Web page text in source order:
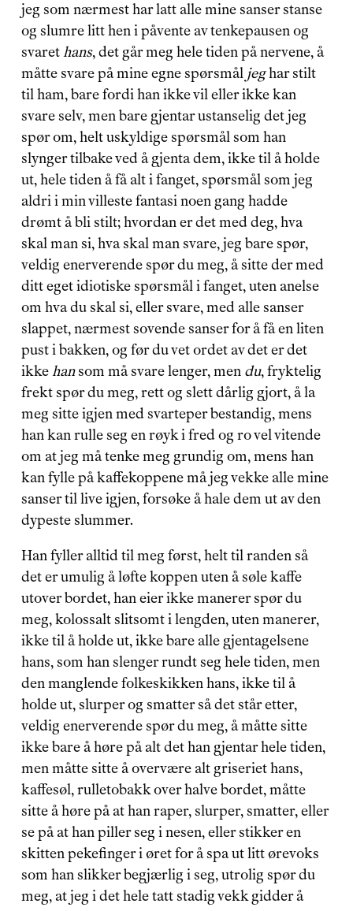
jeg som nærmest har latt alle mine sanser stanse
og slumre litt hen i påvente av tenkepausen og
svaret hans, det går meg hele tiden på nervene, å
måtte svare på mine egne spørsmål jeg har stilt
til ham, bare fordi han ikke vil eller ikke kan
svare selv, men bare gjentar ustanselig det jeg
spør om, helt uskyldige spørsmål som han
slynger tilbake ved å gjenta dem, ikke til å holde
ut, hele tiden å få alt i fanget, spørsmål som jeg
aldri i min villeste fantasi noen gang hadde
drømt å bli stilt; hvordan er det med deg, hva
skal man si, hva skal man svare, jeg bare spør,
veldig enerverende spør du meg, å sitte der med
ditt eget idiotiske spørsmål i fanget, uten anelse
om hva du skal si, eller svare, med alle sanser
slappet, nærmest sovende sanser for å få en liten
pust i bakken, og før du vet ordet av det er det
ikke han som må svare lenger, men du, fryktelig
frekt spør du meg, rett og slett dårlig gjort, å la
meg sitte igjen med svarteper bestandig, mens
han kan rulle seg en røyk i fred og ro vel vitende
om at jeg må tenke meg grundig om, mens han
kan fylle på kaffekoppene må jeg vekke alle mine
sanser til live igjen, forsøke å hale dem ut av den
dypeste slummer.
Han fyller alltid til meg først, helt til randen så
det er umulig å løfte koppen uten å søle kaffe
utover bordet, han eier ikke manerer spør du
meg, kolossalt slitsomt i lengden, uten manerer,
ikke til å holde ut, ikke bare alle gjentagelsene
hans, som han slenger rundt seg hele tiden, men
den manglende folkeskikken hans, ikke til å
holde ut, slurper og smatter så det står etter,
veldig enerverende spør du meg, å måtte sitte
ikke bare å høre på alt det han gjentar hele tiden,
men måtte sitte å overvære alt griseriet hans,
kaffesøl, rulletobakk over halve bordet, måtte
sitte å høre på at han raper, slurper, smatter, eller
se på at han piller seg i nesen, eller stikker en
skitten pekefinger i øret for å spa ut litt ørevoks
som han slikker begjærlig i seg, utrolig spør du
meg, at jeg i det hele tatt stadig vekk gidder å